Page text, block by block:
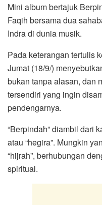
Mini album bertajuk
Faqih bersama dua
Indra di dunia musik.
Pada keterangan tertulis
Jumat (18/9/)
bukan tanpa alasan, dan
tersendiri yang ingin
pendengarnya.
“Berpindah” diambil dari
atau “hegira”. Mungkin
“hijrah”, berhubungan
spiritual.